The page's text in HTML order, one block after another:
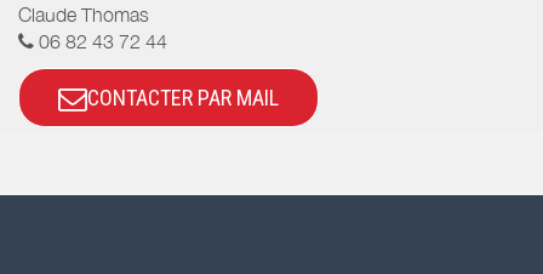
Claude Thomas
06 82 43 72 44
CONTACTER PAR MAIL